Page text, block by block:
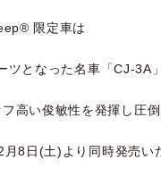
限定車は
ツとなった名車「CJ-3A
高い俊敏性を発揮し圧
8日(土)より同時発売い